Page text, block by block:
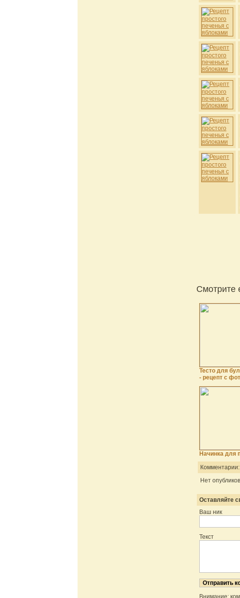
Смотрите
Тесто для
- рецепт с
Начинка для
Комментарии:
Нет
Оставляйте
Ваш ник
Текст
Внимание: